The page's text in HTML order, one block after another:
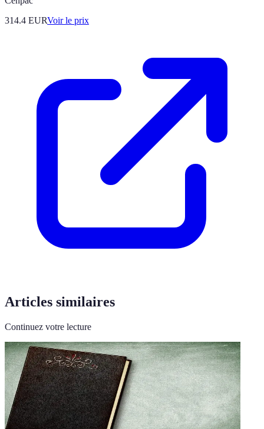
314.4 EURVoir le prix
Articles similaires
Continuez votre lecture